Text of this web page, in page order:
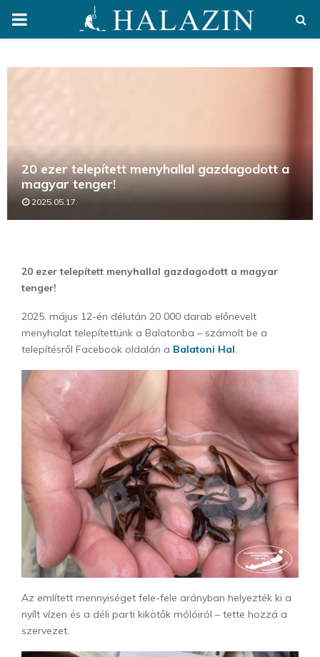
PRIMARY
20 ezer telepített menyhallal gazdagodott a
magyar tenger!
2025.05.17.
20 ezer telepített menyhallal gazdagodott a magyar
tenger!
2025. május 12-én délután 20 000 darab előnevelt
menyhalat telepítettünk a Balatonba – számolt be a
telepítésről Facebook oldalán a Balatoni Hal.
Az említett mennyiséget fele-fele arányban helyezték ki a
nyílt vízen és a déli parti kikötők mólóiról – tette hozzá a
szervezet.